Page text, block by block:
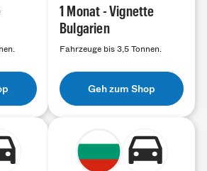
1 Monat - Vignette
Bulgarien
Fahrzeuge bis 3,5 Tonnen.
Geh zum Shop